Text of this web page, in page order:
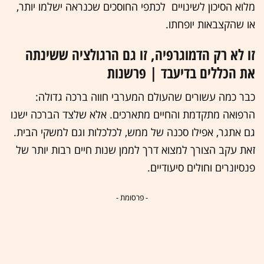
מלוא הסיכון לשינויים לכתפי החוסכים שכנראה ישלמו יותר,
או שהקצבאות יופחתו.
זו לא רק הדמוגרפיה, זו גם הרגולציה ששינתה
את הכללים בדיעבד | פרשנות
כבר כמה עשורים שהעולם המערבי חווה ברכה גדולה:
הרפואה מתקדמת והחיים מתארכים. אלא שלצד הברכה ישנו
גם אתגר, אפילו סכנה של ממש, לכלכלות וגם למשקי הבית.
זאת עקב הצורך למצוא דרך לממן שנות חיים רבות יותר של
פנסיונרים וחולים סיעודיים.
- פרסומת -